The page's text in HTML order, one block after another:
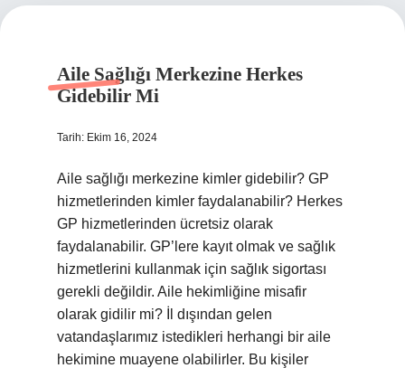
Aile Sağlığı Merkezine Herkes
Gidebilir Mi
Tarih: Ekim 16, 2024
Aile sağlığı merkezine kimler gidebilir? GP
hizmetlerinden kimler faydalanabilir? Herkes
GP hizmetlerinden ücretsiz olarak
faydalanabilir. GP’lere kayıt olmak ve sağlık
hizmetlerini kullanmak için sağlık sigortası
gerekli değildir. Aile hekimliğine misafir
olarak gidilir mi? İl dışından gelen
vatandaşlarımız istedikleri herhangi bir aile
hekimine muayene olabilirler. Bu kişiler